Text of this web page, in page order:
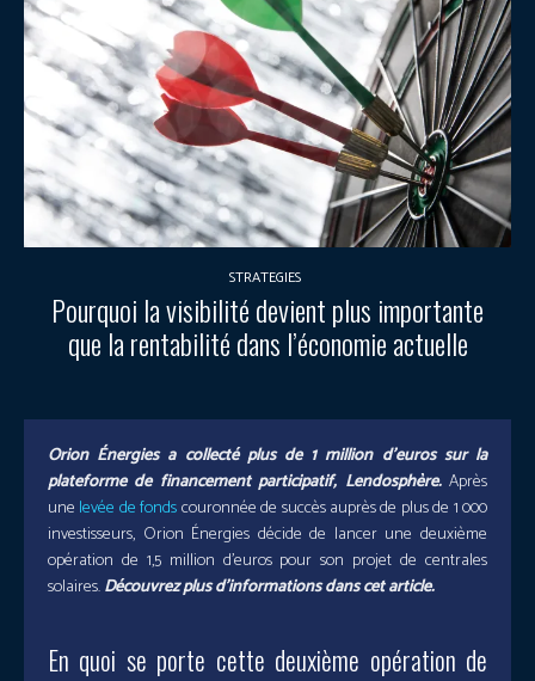
STRATEGIES
Pourquoi la visibilité devient plus importante
que la rentabilité dans l’économie actuelle
Orion Énergies a collecté plus de 1 million d’euros sur la
plateforme de financement participatif, Lendosphère.Après
une levée de fondscouronnée de succès auprès de plus de 1 000
investisseurs, Orion Énergies décide de lancer une deuxième
opération de 1,5 million d’euros pour son projet de centrales
solaires.Découvrez plus d’informations dans cet article.
En quoi se porte cette deuxième opération de